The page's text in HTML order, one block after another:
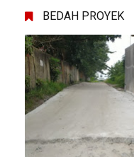
BEDAH PROYEK